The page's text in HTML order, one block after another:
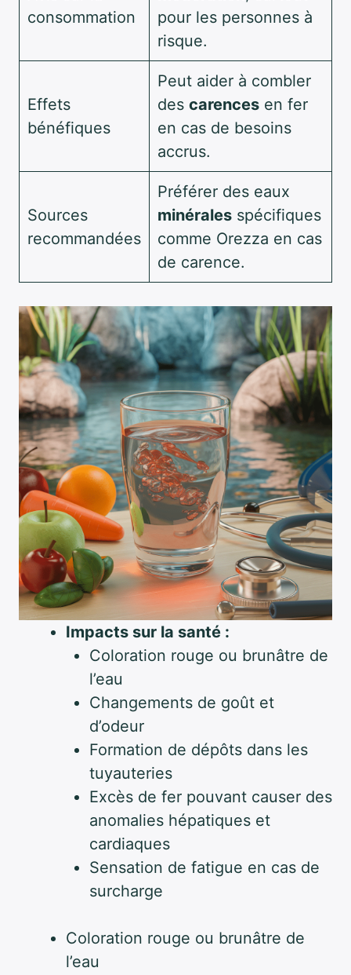
consommation
pour les personnes à
risque.
Effets
bénéfiques
Peut aider à combler
des carences en fer
en cas de besoins
accrus.
Sources
recommandées
Préférer des eaux
minérales spécifiques
comme Orezza en cas
de carence.
Impacts sur la santé :
Coloration rouge ou brunâtre de
l’eau
Changements de goût et
d’odeur
Formation de dépôts dans les
tuyauteries
Excès de fer pouvant causer des
anomalies hépatiques et
cardiaques
Sensation de fatigue en cas de
surcharge
Coloration rouge ou brunâtre de
l’eau